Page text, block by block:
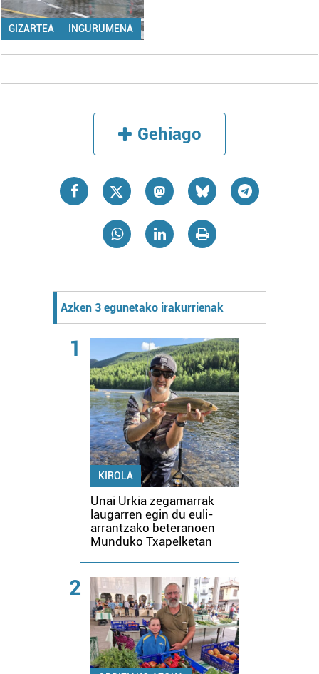
GIZARTEA INGURUMENA
Gehiago
Azken 3 egunetako irakurrienak
1
KIROLA
Unai Urkia zegamarrak
laugarren egin du euli-
arrantzako beteranoen
Munduko Txapelketan
2